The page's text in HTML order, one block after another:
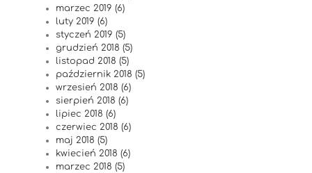
marzec 2019 (6)
luty 2019 (6)
styczeń 2019 (5)
grudzień 2018 (5)
listopad 2018 (5)
październik 2018 (5)
wrzesień 2018 (6)
sierpień 2018 (6)
lipiec 2018 (6)
czerwiec 2018 (6)
maj 2018 (5)
kwiecień 2018 (6)
marzec 2018 (5)